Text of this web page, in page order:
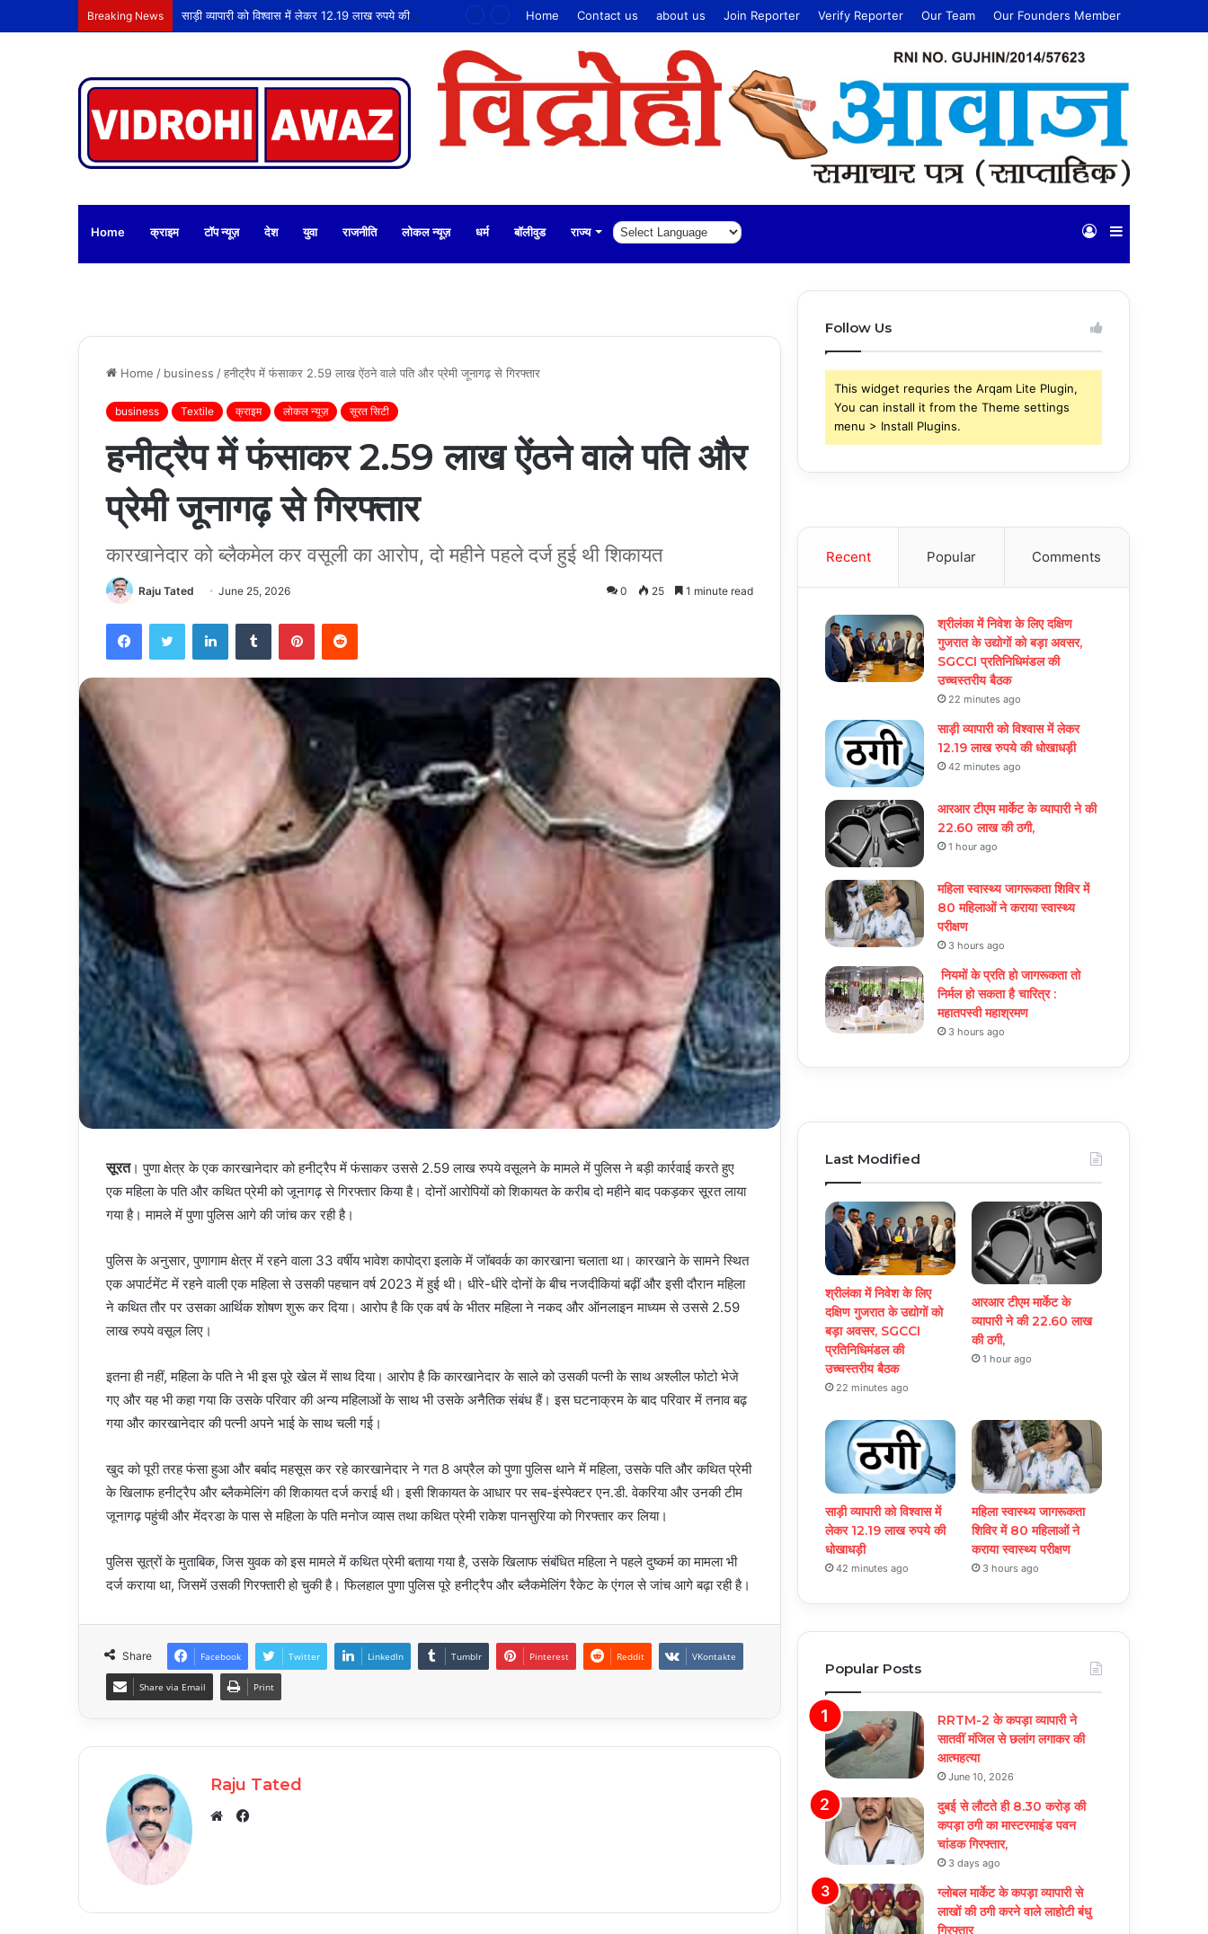
Breaking News साड़ी व्यापारी को विश्वास में लेकर 12.19 लाख रुपये की धोखाधड़ी Home Contact us about us Join Reporter Verify Reporter Our Team Our Founders Member
Home क्राइम टॉप न्यूज़ देश युवा राजनीति लोकल न्यूज़ धर्म बॉलीवुड राज्य Sidebar
Log
Home / business /हनीट्रैप में फंसाकर 2.59 लाख ऐंठने वाले पति और प्रेमी जूनागढ़ से गिरफ्तार
business Textile क्राइम लोकल न्यूज़ सूरत सिटी
हनीट्रैप में फंसाकर 2.59 लाख ऐंठने वाले पति और
प्रेमी जूनागढ़ से गिरफ्तार
कारखानेदार को ब्लैकमेल कर वसूली का आरोप, दो महीने पहले दर्ज हुई थी शिकायत
Raju Tated June 25, 2026 0 25 1 minute read
FacebookTwitter LinkedInTumblr PinterestReddit
सूरत। पुणा क्षेत्र के एक कारखानेदार को हनीट्रैप में फंसाकर उससे 2.59 लाख रुपये वसूलने के मामले में पुलिस ने बड़ी कार्रवाई करते हुए
एक महिला के पति और कथित प्रेमी को जूनागढ़ से गिरफ्तार किया है। दोनों आरोपियों को शिकायत के करीब दो महीने बाद पकड़कर सूरत लाया
गया है। मामले में पुणा पुलिस आगे की जांच कर रही है।
पुलिस के अनुसार, पुणागाम क्षेत्र में रहने वाला 33 वर्षीय भावेश कापोद्रा इलाके में जॉबवर्क का कारखाना चलाता था। कारखाने के सामने स्थित
एक अपार्टमेंट में रहने वाली एक महिला से उसकी पहचान वर्ष 2023 में हुई थी। धीरे-धीरे दोनों के बीच नजदीकियां बढ़ीं और इसी दौरान महिला
ने कथित तौर पर उसका आर्थिक शोषण शुरू कर दिया। आरोप है कि एक वर्ष के भीतर महिला ने नकद और ऑनलाइन माध्यम से उससे 2.59
लाख रुपये वसूल लिए।
इतना ही नहीं, महिला के पति ने भी इस पूरे खेल में साथ दिया। आरोप है कि कारखानेदार के साले को उसकी पत्नी के साथ अश्लील फोटो भेजे
गए और यह भी कहा गया कि उसके परिवार की अन्य महिलाओं के साथ भी उसके अनैतिक संबंध हैं। इस घटनाक्रम के बाद परिवार में तनाव बढ़
गया और कारखानेदार की पत्नी अपने भाई के साथ चली गई।
खुद को पूरी तरह फंसा हुआ और बर्बाद महसूस कर रहे कारखानेदार ने गत 8 अप्रैल को पुणा पुलिस थाने में महिला, उसके पति और कथित प्रेमी
के खिलाफ हनीट्रैप और ब्लैकमेलिंग की शिकायत दर्ज कराई थी। इसी शिकायत के आधार पर सब-इंस्पेक्टर एन.डी. वेकरिया और उनकी टीम
जूनागढ़ पहुंची और मेंदरडा के पास से महिला के पति मनोज व्यास तथा कथित प्रेमी राकेश पानसुरिया को गिरफ्तार कर लिया।
पुलिस सूत्रों के मुताबिक, जिस युवक को इस मामले में कथित प्रेमी बताया गया है, उसके खिलाफ संबंधित महिला ने पहले दुष्कर्म का मामला भी
दर्ज कराया था, जिसमें उसकी गिरफ्तारी हो चुकी है। फिलहाल पुणा पुलिस पूरे हनीट्रैप और ब्लैकमेलिंग रैकेट के एंगल से जांच आगे बढ़ा रही है।
Share Facebook Twitter LinkedIn Tumblr Pinterest Reddit VKontakte
Share via Email Print
Raju Tated
Facebook
Follow Us
This widget requries the Arqam Lite Plugin,
You can install it from the Theme settings
menu > Install Plugins.
Recent Popular Comments
श्रीलंका में निवेश के लिए दक्षिण
गुजरात के उद्योगों को बड़ा अवसर,
SGCCI प्रतिनिधिमंडल की
उच्चस्तरीय बैठक
22 minutes ago
साड़ी व्यापारी को विश्वास में लेकर
12.19 लाख रुपये की धोखाधड़ी
42 minutes ago
आरआर टीएम मार्केट के व्यापारी ने की
22.60 लाख की ठगी,
1 hour ago
महिला स्वास्थ्य जागरूकता शिविर में
80 महिलाओं ने कराया स्वास्थ्य
परीक्षण
3 hours ago
नियमों के प्रति हो जागरूकता तो
निर्मल हो सकता है चारित्र :
महातपस्वी महाश्रमण
3 hours ago
Last Modified
श्रीलंका में निवेश के लिए
दक्षिण गुजरात के उद्योगों को
बड़ा अवसर, SGCCI
प्रतिनिधिमंडल की
उच्चस्तरीय बैठक
22 minutes ago
आरआर टीएम मार्केट के
व्यापारी ने की 22.60 लाख
की ठगी,
1 hour ago
साड़ी व्यापारी को विश्वास में
लेकर 12.19 लाख रुपये की
धोखाधड़ी
42 minutes ago
महिला स्वास्थ्य जागरूकता
शिविर में 80 महिलाओं ने
कराया स्वास्थ्य परीक्षण
3 hours ago
Popular Posts
RRTM-2 के कपड़ा व्यापारी ने
सातवीं मंजिल से छलांग लगाकर की
आत्महत्या
June 10, 2026
दुबई से लौटते ही 8.30 करोड़ की
कपड़ा ठगी का मास्टरमाइंड पवन
चांडक गिरफ्तार,
3 days ago
ग्लोबल मार्केट के कपड़ा व्यापारी से
लाखों की ठगी करने वाले लाहोटी बंधु
गिरफ्तार